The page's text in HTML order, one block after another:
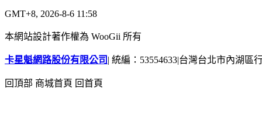
GMT+8, 2026-8-6 11:58
本網站設計著作權為 WooGii 所有
卡星魁網路股份有限公司 | 統編：53554633|台灣台北市內湖區
回頂部 商城首頁 回首頁